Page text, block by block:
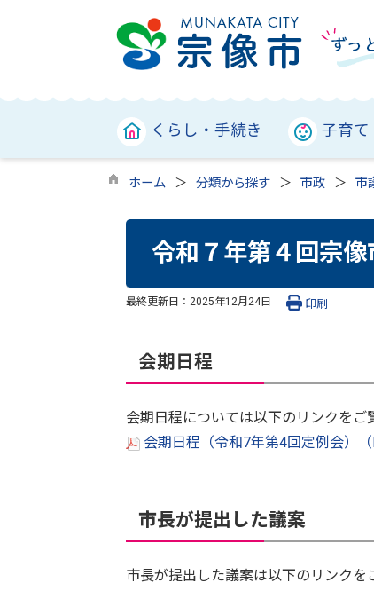
くらし・手続き 子育て
ホーム 分類から探す 市政 市
令和７年第４回宗
最終更新日： 2025年12月24日 印刷
会期日程
会期日程については以下のリンクをご
会期日程（令和7年第4回定例会）
市長が提出した議案
市長が提出した議案は以下のリンク